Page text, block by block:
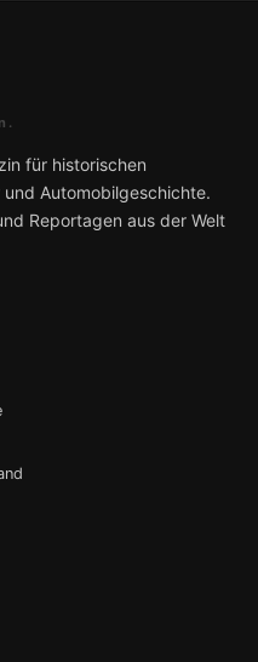
für historischen
Automobilgeschichte.
Reportagen aus der Welt